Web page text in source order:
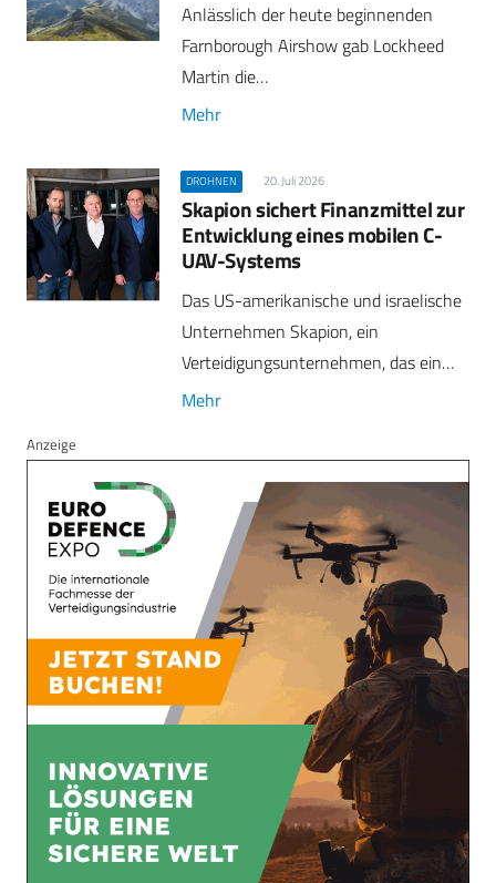
Anlässlich der heute beginnenden
Farnborough Airshow gab Lockheed
Martin die…
Mehr
DROHNEN 20. Juli 2026
Skapion sichert Finanzmittel zur
Entwicklung eines mobilen C-
UAV-Systems
Das US-amerikanische und israelische
Unternehmen Skapion, ein
Verteidigungsunternehmen, das ein…
Mehr
Anzeige